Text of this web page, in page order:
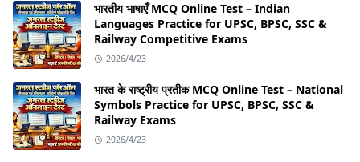
भारतीय भाषाएँ MCQ Online Test – Indian
Languages Practice for UPSC, BPSC, SSC &
Railway Competitive Exams
2026/4/23
भारत के राष्ट्रीय प्रतीक MCQ Online Test – National
Symbols Practice for UPSC, BPSC, SSC &
Railway Exams
2026/4/23